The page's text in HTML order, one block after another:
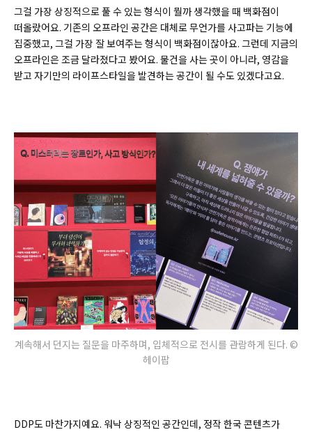
그걸 가장 상징적으로 풀 수 있는 형식이 뭘까 생각했을 때 백화점이
떠올랐어요. 기존의 오프라인 공간은 대체로 무언가를 사고파는 기능에
집중했고, 그걸 가장 잘 보여주는 형식이 백화점이잖아요. 그런데 지금의
오프라인은 조금 달라졌다고 봤어요. 물건을 사는 곳이 아니라, 영감을
받고 자기만의 라이프스타일을 발견하는 공간이 될 수도 있겠다고요.
계속해서 던지는 질문을 마주하며, 입체적으로 전시를 관람하게 된다. ©
헤이팝
DDP도 마찬가지예요. 워낙 상징적인 공간인데, 정작 한국 콘텐츠가